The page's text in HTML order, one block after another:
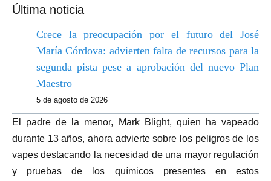
Última noticia
Crece la preocupación por el futuro del José
María Córdova: advierten falta de recursos para la
segunda pista pese a aprobación del nuevo Plan
Maestro
5 de agosto de 2026
El padre de la menor, Mark Blight, quien ha vapeado
durante 13 años, ahora advierte sobre los peligros de los
vapes destacando la necesidad de una mayor regulación
y pruebas de los químicos presentes en estos